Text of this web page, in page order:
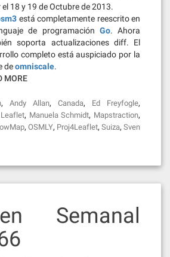
el 18 y 19 de Octubre de 2013.
está completamente reescrito en
de programación Go. Ahora
soporta actualizaciones diff. El
completo está auspiciado por la
deomniscale.
MORE
, Andy Allan, Canada, Ed Freyfogle,
Leaflet, Manuela Schmidt, Mapstraction,
, OSMLY, Proj4Leaflet, Suiza, Sven
Semanal